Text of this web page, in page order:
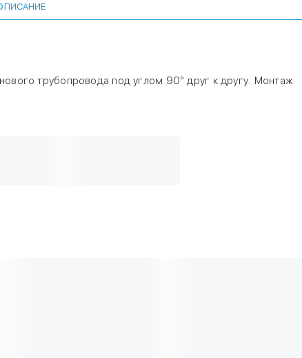
трубопровода под углом 90° друг к другу. Монтаж